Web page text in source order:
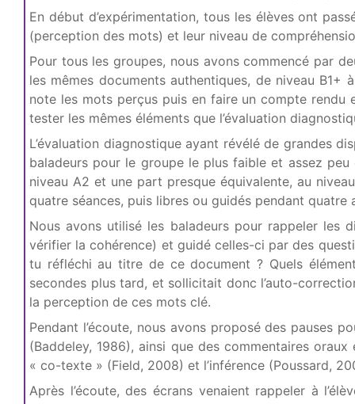
En début d’expérimentation, tous les élèves ont
(perception des mots) et leur niveau de
Pour tous les groupes, nous avons commencé par
les mêmes documents authentiques, de niveau B1+
note les mots perçus puis en faire un compte rendu
tester les mêmes éléments que l’évaluation
L’évaluation diagnostique ayant révélé de grandes
baladeurs pour le groupe le plus faible et assez
niveau A2 et une part presque équivalente, au
quatre séances, puis libres ou guidés pendant quatre
Nous avons utilisé les baladeurs pour rappeler les
vérifier la cohérence) et guidé celles-ci par des
tu réfléchi au titre de ce document ? Quels
secondes plus tard, et sollicitait donc l’auto-
la perception de ces mots clé.
Pendant l’écoute, nous avons proposé des pauses
(Baddeley, 1986), ainsi que des commentaires
« co-texte » (Field, 2008) et l’inférence (Poussard,
Après l’écoute, des écrans venaient rappeler à